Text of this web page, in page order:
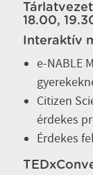
18.00,
Interaktív
e-NABLE
Citizen
érdekes
Érdekes